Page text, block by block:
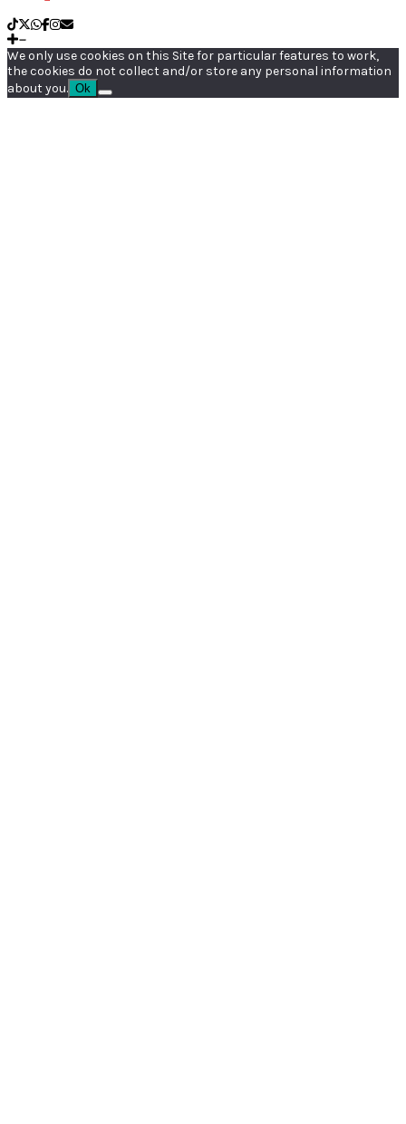
We only use cookies on this Site for particular features to work,
the cookies do not collect and/or store any personal information
about you. Ok